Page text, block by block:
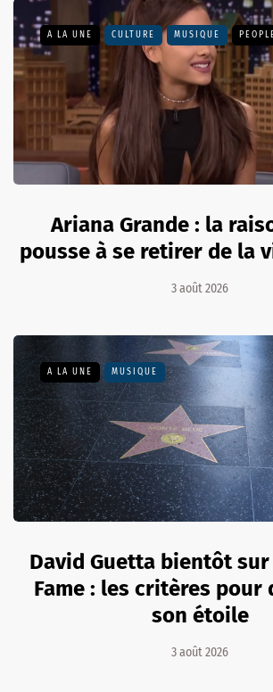
A LA UNE CULTURE MUSIQUE
Ariana Grande : la
pousse à se retirer de la
3 août 2026
A LA UNE MUSIQUE
David Guetta bientôt
Fame : les critères pour
son étoile
3 août 2026